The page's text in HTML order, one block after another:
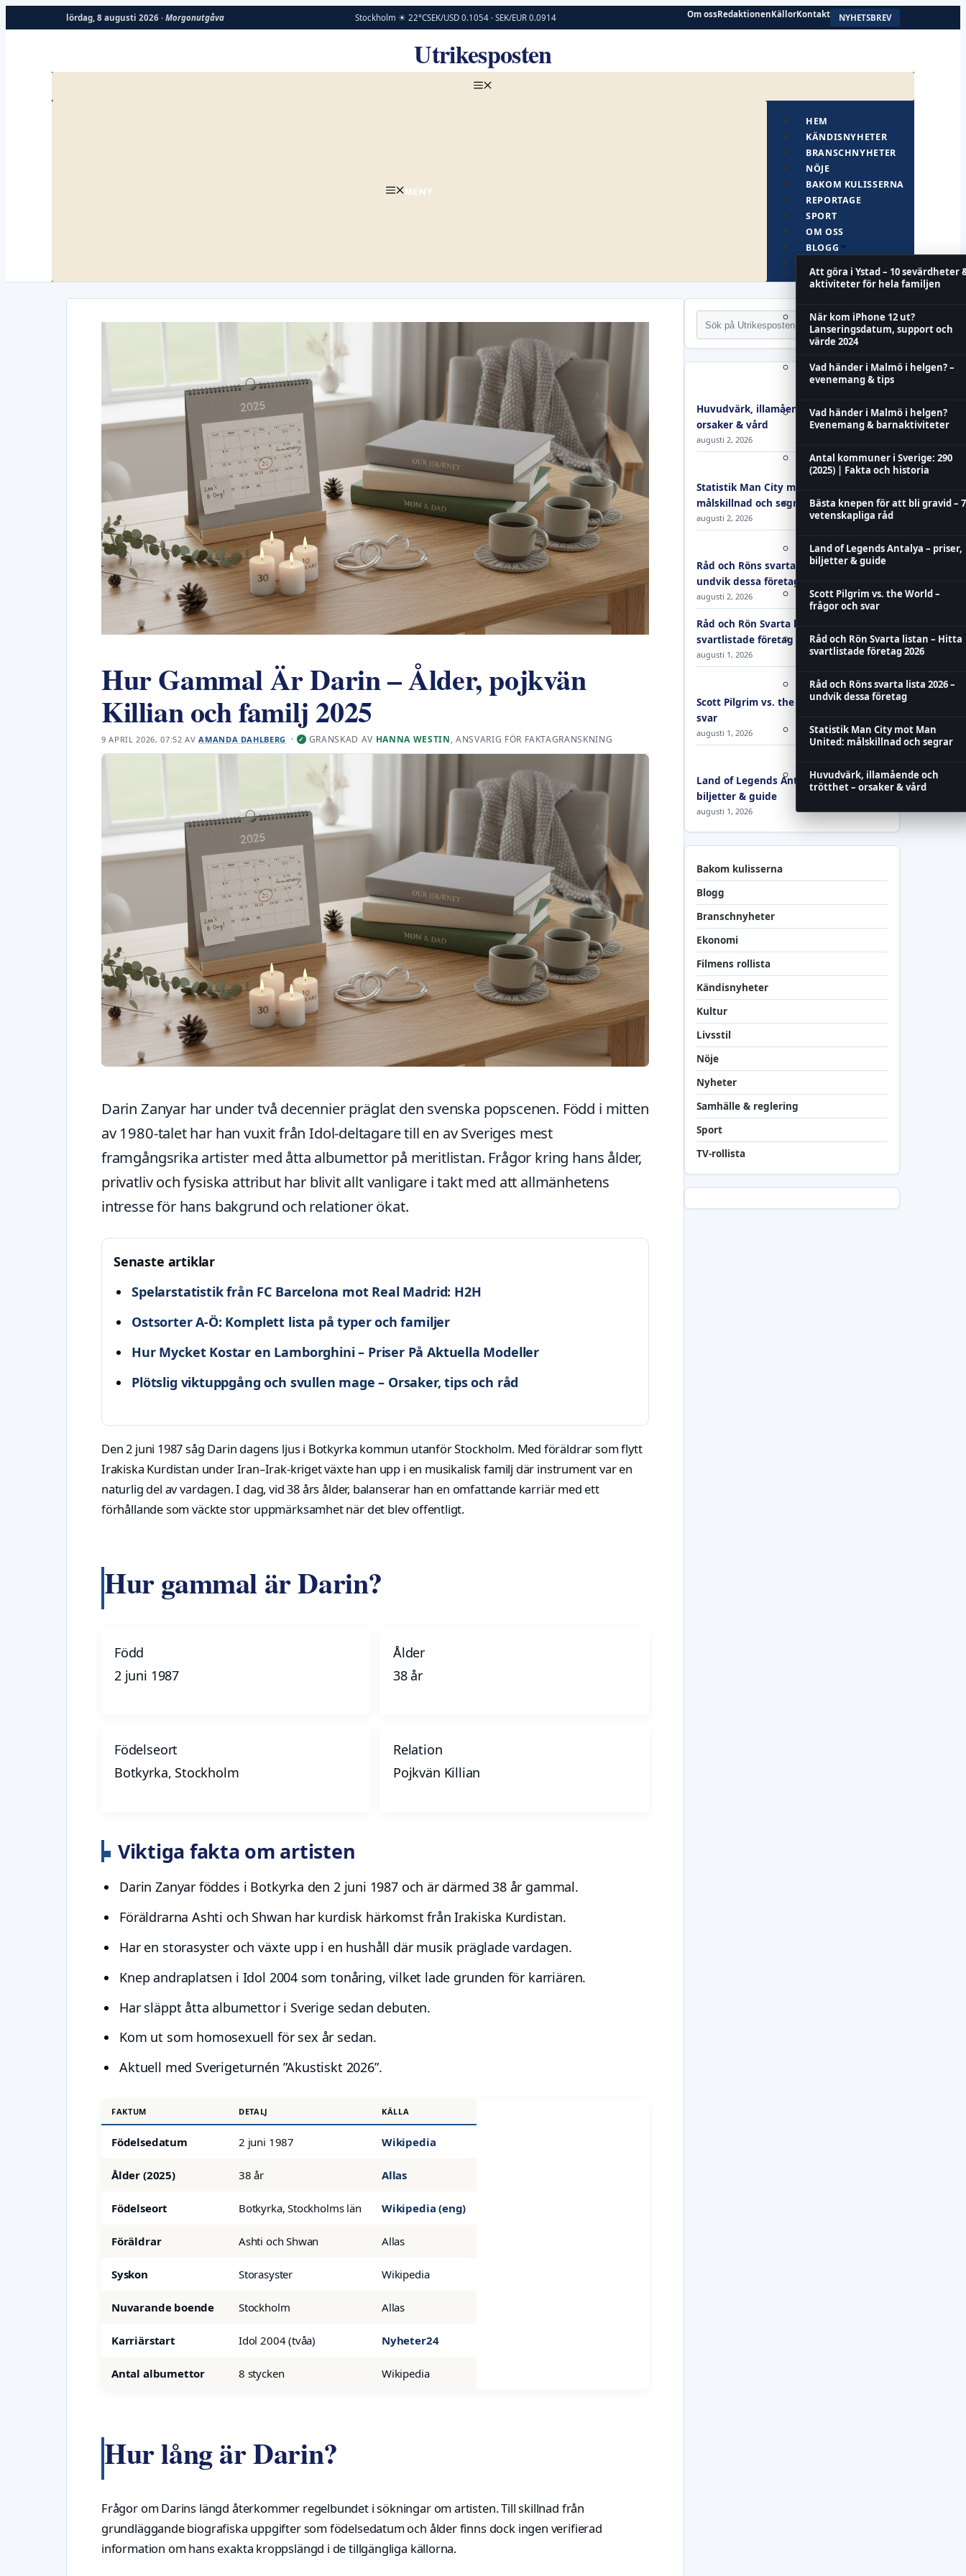
lördag, 8 augusti 2026 · Morgonutgåva Stockholm ☀ 22°CSEK/USD 0.1054 · SEK/EUR 0.0914 Om ossRedaktionenKällorKontakt NYHETSBREV
Utrikesposten
MENY
HEM
KÄNDISNYHETER
BRANSCHNYHETER
NÖJE
BAKOM KULISSERNA
REPORTAGE
SPORT
OM OSS
BLOGG
Att göra i Ystad – 10 sevärdheter
aktiviteter för hela familjen
När kom iPhone 12 ut?
Lanseringsdatum, support och
värde 2024
Vad händer i Malmö i helgen? –
evenemang & tips
Vad händer i Malmö i helgen?
Evenemang & barnaktiviteter
Antal kommuner i Sverige: 290
(2025) | Fakta och historia
Bästa knepen för att bli gravid – 7
vetenskapliga råd
Land of Legends Antalya – priser,
biljetter & guide
Scott Pilgrim vs. the World –
frågor och svar
Råd och Rön Svarta listan – Hitta
svartlistade företag 2026
Råd och Röns svarta lista 2026 –
undvik dessa företag
Statistik Man City mot Man
United: målskillnad och segrar
Huvudvärk, illamående och
trötthet – orsaker & vård
Hur Gammal Är Darin – Ålder, pojkvän
Killian och familj 2025
9 APRIL 2026, 07:52 AVAMANDA DAHLBERG · ✓ GRANSKAD AV HANNA WESTIN, ANSVARIG FÖR FAKTAGRANSKNING
Darin Zanyar har under två decennier präglat den svenska popscenen. Född i mitten
av 1980-talet har han vuxit från Idol-deltagare till en av Sveriges mest
framgångsrika artister med åtta albumettor på meritlistan. Frågor kring hans ålder,
privatliv och fysiska attribut har blivit allt vanligare i takt med att allmänhetens
intresse för hans bakgrund och relationer ökat.
Senaste artiklar
Spelarstatistik från FC Barcelona mot Real Madrid: H2H
Ostsorter A-Ö: Komplett lista på typer och familjer
Hur Mycket Kostar en Lamborghini – Priser På Aktuella Modeller
Plötslig viktuppgång och svullen mage – Orsaker, tips och råd
Den 2 juni 1987 såg Darin dagens ljus i Botkyrka kommun utanför Stockholm. Med föräldrar som flytt
Irakiska Kurdistan under Iran–Irak-kriget växte han upp i en musikalisk familj där instrument var en
naturlig del av vardagen. I dag, vid 38 års ålder, balanserar han en omfattande karriär med ett
förhållande som väckte stor uppmärksamhet när det blev offentligt.
Hur gammal är Darin?
Född
2 juni 1987
Ålder
38 år
Födelseort
Botkyrka, Stockholm
Relation
Pojkvän Killian
Viktiga fakta om artisten
Darin Zanyar föddes i Botkyrka den 2 juni 1987 och är därmed 38 år gammal.
Föräldrarna Ashti och Shwan har kurdisk härkomst från Irakiska Kurdistan.
Har en storasyster och växte upp i en hushåll där musik präglade vardagen.
Knep andraplatsen i Idol 2004 som tonåring, vilket lade grunden för karriären.
Har släppt åtta albumettor i Sverige sedan debuten.
Kom ut som homosexuell för sex år sedan.
Aktuell med Sverigeturnén ”Akustiskt 2026”.
FAKTUM DETALJ KÄLLA
Födelsedatum 2 juni 1987 Wikipedia
Ålder (2025) 38 år Allas
Födelseort Botkyrka, Stockholms län Wikipedia (eng)
Föräldrar Ashti och Shwan Allas
Syskon Storasyster Wikipedia
Nuvarande boende Stockholm Allas
Karriärstart Idol 2004 (tvåa) Nyheter24
Antal albumettor 8 stycken Wikipedia
Hur lång är Darin?
Frågor om Darins längd återkommer regelbundet i sökningar om artisten. Till skillnad från
grundläggande biografiska uppgifter som födelsedatum och ålder finns dock ingen verifierad
information om hans exakta kroppslängd i de tillgängliga källorna.
Sök
Huvudvärk, illamående och trötthet –
orsaker & vård
augusti 2, 2026
Statistik Man City mot Man United:
målskillnad och segrar
augusti 2, 2026
Råd och Röns svarta lista 2026 –
undvik dessa företag
augusti 2, 2026
Råd och Rön Svarta listan – Hitta
svartlistade företag 2026
augusti 1, 2026
Scott Pilgrim vs. the World – frågor och
svar
augusti 1, 2026
Land of Legends Antalya – priser,
biljetter & guide
augusti 1, 2026
Bakom kulisserna
Blogg
Branschnyheter
Ekonomi
Filmens rollista
Kändisnyheter
Kultur
Livsstil
Nöje
Nyheter
Samhälle & reglering
Sport
TV-rollista